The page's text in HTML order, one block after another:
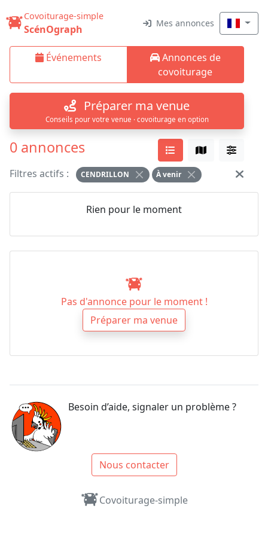
Covoiturage-simple
ScénOgraph Mes annonces
Événements
Annonces de
covoiturage
Préparer ma venue
Conseils pour votre venue · covoiturage en option
0 annonces
Filtres actifs : CENDRILLON À venir
Rien pour le moment
Pas d'annonce pour le moment !
Préparer ma venue
Besoin d’aide, signaler un problème ?
Nous contacter
Covoiturage-simple